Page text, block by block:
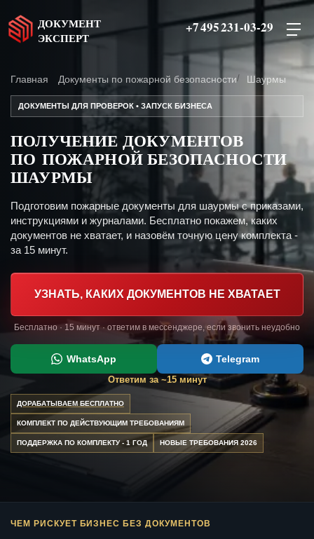
ДОКУМЕНТ
ЭКСПЕРТ
+7 495 231-03-29
Главная Документы по пожарной безопасности Шаурмы
ДОКУМЕНТЫ ДЛЯ ПРОВЕРОК • ЗАПУСК БИЗНЕСА
ПОЛУЧЕНИЕ ДОКУМЕНТОВ
ПО ПОЖАРНОЙ БЕЗОПАСНОСТИ
ШАУРМЫ
Подготовим пожарные документы для шаурмы с приказами,
инструкциями и журналами. Бесплатно покажем, каких
документов не хватает, и назовём точную цену комплекта -
за 15 минут.
УЗНАТЬ, КАКИХ ДОКУМЕНТОВ НЕ ХВАТАЕТ
Бесплатно · 15 минут · ответим в мессенджере, если звонить неудобно
WhatsApp Telegram
Ответим за ~15 минут
ДОРАБАТЫВАЕМ БЕСПЛАТНО
КОМПЛЕКТ ПО ДЕЙСТВУЮЩИМ ТРЕБОВАНИЯМ
ПОДДЕРЖКА ПО КОМПЛЕКТУ - 1 ГОД НОВЫЕ ТРЕБОВАНИЯ 2026
ЧЕМ РИСКУЕТ БИЗНЕС БЕЗ ДОКУМЕНТОВ